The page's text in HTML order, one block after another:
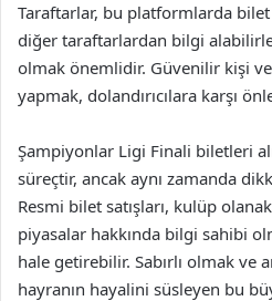
Taraftarlar, bu platformlarda bilet
diğer taraftarlardan bilgi
olmak önemlidir. Güvenilir kişi
yapmak, dolandırıcılara karşı
Şampiyonlar Ligi Finali biletleri
süreçtir, ancak aynı zamanda
Resmi bilet satışları, kulüp
piyasalar hakkında bilgi sahibi
hale getirebilir. Sabırlı olmak ve
hayranın hayalini süsleyen bu